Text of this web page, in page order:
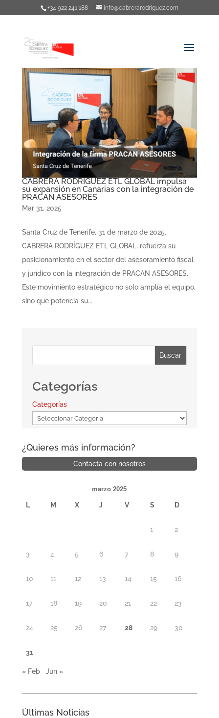
+34 922 241 188 info@cabrerarodriguez.com
CABRERA RODRIGUEZ ETL GLOBAL impulsa
su expansión en Canarias con la integración de
PRACAN ASESORES
Mar 31, 2025
Santa Cruz de Tenerife, 31 de marzo de 2025.
CABRERA RODRÍGUEZ ETL GLOBAL, refuerza su
posicionamiento en el sector del asesoramiento fiscal
y jurídico con la integración de PRACAN ASESORES.
Este movimiento estratégico no solo amplía el equipo,
sino que potencia su...
Buscar
Categorías
Categorías
¿Quieres más información?
Contacta con nosotros
marzo 2025
L M X J V S D
1 2
3 4 5 6 7 8 9
10 11 12 13 14 15 16
17 18 19 20 21 22 23
24 25 26 27 28 29 30
31
« Feb Jun »
Últimas Noticias